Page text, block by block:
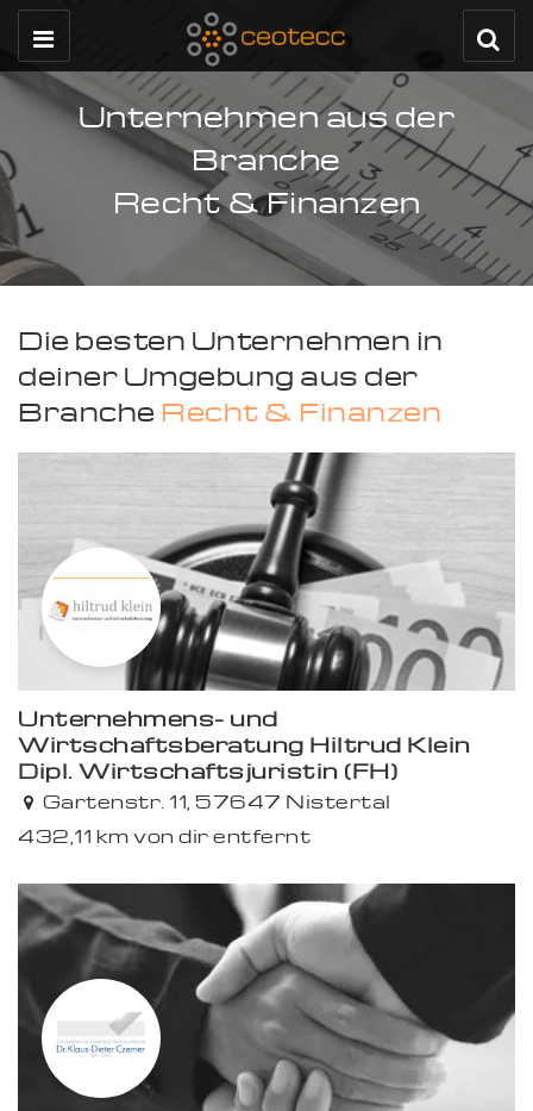
Unternehmen aus der
Branche
Recht & Finanzen
Die besten Unternehmen in
deiner Umgebung aus der
Branche Recht & Finanzen
Premium
Unternehmens- und
Wirtschaftsberatung Hiltrud Klein
Dipl. Wirtschaftsjuristin (FH)
Gartenstr. 11, 57647 Nistertal
432,11 km von dir entfernt